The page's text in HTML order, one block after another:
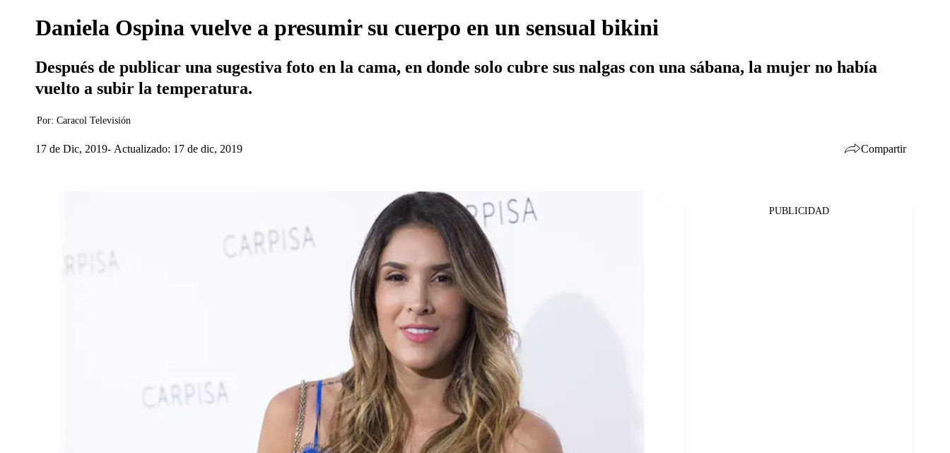
Daniela Ospina vuelve a presumir su cuerpo en un sensual bikini
Después de publicar una sugestiva foto en la cama, en donde solo cubre sus nalgas con una sábana, la mujer no había
vuelto a subir la temperatura.
Por: Caracol Televisión
17 de Dic, 2019 Actualizado: 17 de dic, 2019 Compartir
PUBLICIDAD